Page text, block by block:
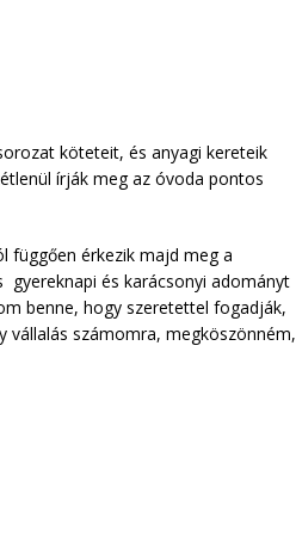
köteteit, és anyagi kereteik
írják meg az óvoda pontos
függően érkezik majd meg a
gyereknapi és karácsonyi adományt
benne, hogy szeretettel fogadják,
vállalás számomra, megköszönném,